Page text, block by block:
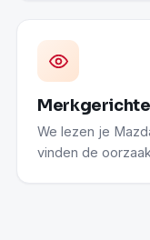
We lezen je
vinden de